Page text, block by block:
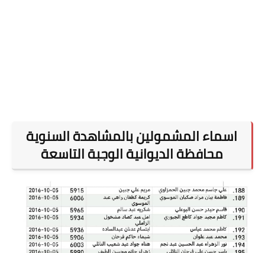
اسماء المشمولين بالمشاهدة السنوية
محافظة الديوانية الوجبة التاسعة